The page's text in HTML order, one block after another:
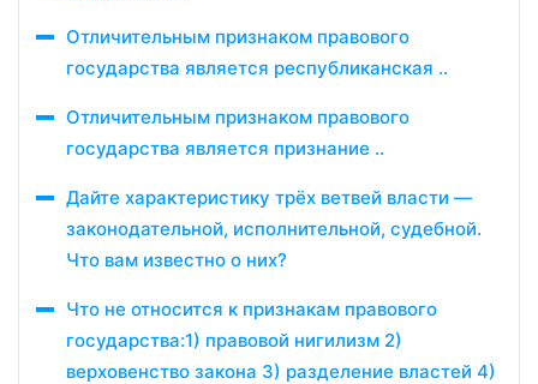
Отличительным признаком правового
государства является республиканская ..
Отличительным признаком правового
государства является признание ..
Дайте характеристику трёх ветвей власти —
законодательной, исполнительной, судебной.
Что вам известно о них?
Что не относится к признакам правового
государства:1) правовой нигилизм 2)
верховенство закона 3) разделение властей 4)